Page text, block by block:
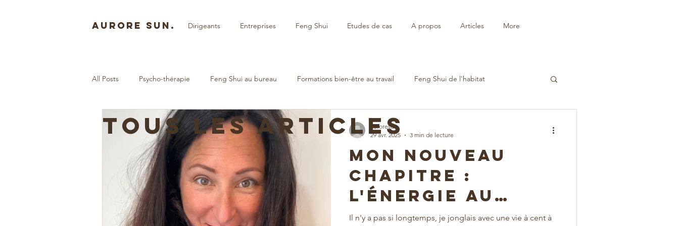
AURORE SUN. Dirigeants Entreprises Feng Shui Etudes de cas A propos Articles More
All Posts Psycho-thérapie Feng Shui au bureau Formations bien-être au travail Feng Shui de l'habitat
Coaching dirigeants
Mon nouveau
chapitre :
l'énergie au
cœur du
Il n'y a pas si longtemps, je jonglais avec une vie à cent à
auroresun
29 avr. 2025
3 min de lecture
TOUS LES ARTICLES